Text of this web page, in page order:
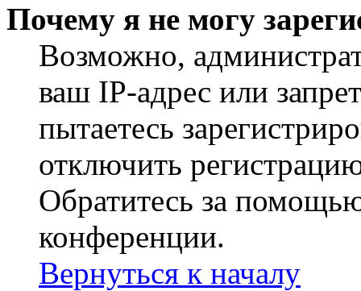
Почему я не могу
Возможно,
ваш IP-адрес или
пытаетесь
отключить
Обратитесь за
конференции.
Вернуться к началу